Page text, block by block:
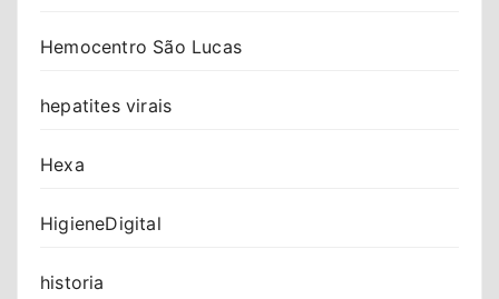
Hemocentro São Lucas
hepatites virais
Hexa
HigieneDigital
historia